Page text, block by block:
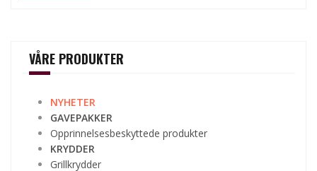
VÅRE PRODUKTER
NYHETER
GAVEPAKKER
Opprinnelsesbeskyttede produkter
KRYDDER
Grillkrydder